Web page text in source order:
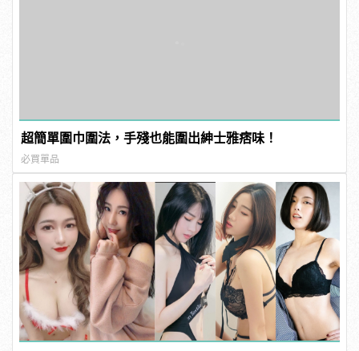
超簡單圍巾圍法，手殘也能圍出紳士雅痞味！
必買單品